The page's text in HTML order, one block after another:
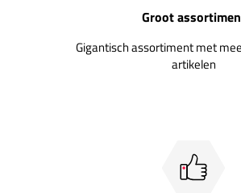
Groot
Gigantisch assortiment met
artikelen